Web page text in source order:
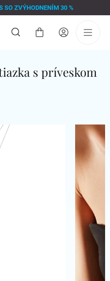
SO ZVÝHODNENÍM 30 %
Nákupný
s príveskom